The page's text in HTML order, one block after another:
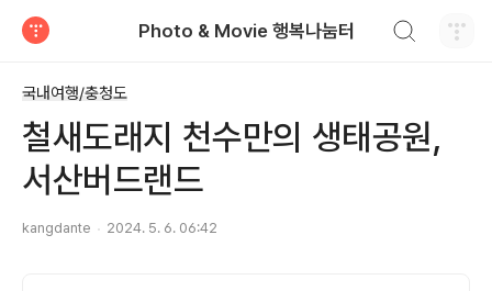
Photo & Movie 행복나눔터
국내여행/충청도
철새도래지 천수만의 생태공원,
서산버드랜드
kangdante 2024. 5. 6. 06:42